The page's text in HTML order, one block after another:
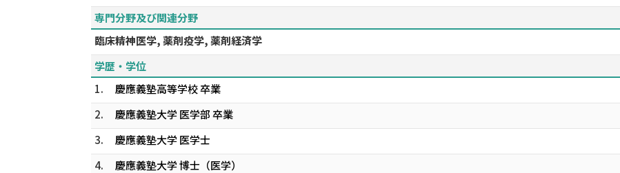
専門分野及び関連分野
臨床精神医学, 薬剤疫学, 薬剤経済学
学歴・学位
1.
慶應義塾高等学校 卒業
2.
慶應義塾大学 医学部 卒業
3.
慶應義塾大学 医学士
4.
慶應義塾大学 博士（医学）